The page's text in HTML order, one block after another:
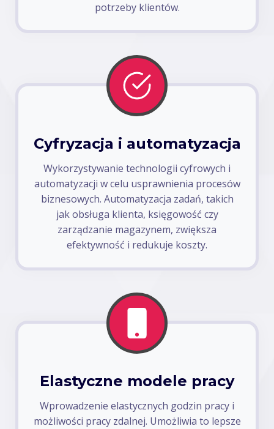
potrzeby klientów.
Cyfryzacja i automatyzacja
Wykorzystywanie technologii cyfrowych i
automatyzacji w celu usprawnienia procesów
biznesowych. Automatyzacja zadań, takich
jak obsługa klienta, księgowość czy
zarządzanie magazynem, zwiększa
efektywność i redukuje koszty.
Elastyczne modele pracy
Wprowadzenie elastycznych godzin pracy i
możliwości pracy zdalnej. Umożliwia to lepsze